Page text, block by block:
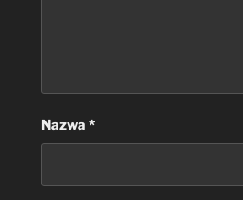
Nazwa *